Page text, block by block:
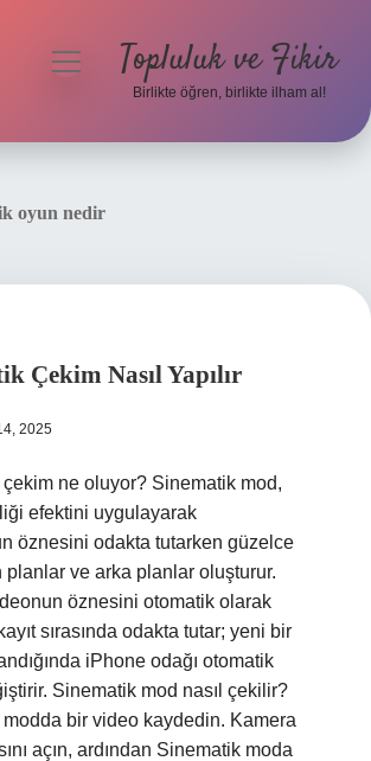
menüyüTopluluk ve Fikir
Birlikte öğren, birlikte ilham al!
oyun nedir
Çekim Nasıl Yapılır
2025
ne oluyor? Sinematik mod,
efektini uygulayarak
öznesini odakta tutarken güzelce
planlar ve arka planlar oluşturur.
öznesini otomatik olarak
sırasında odakta tutar; yeni bir
iPhone odağı otomatik
Sinematik mod nasıl çekilir?
bir video kaydedin. Kamera
açın, ardından Sinematik moda